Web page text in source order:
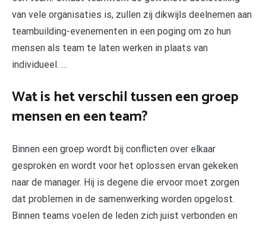
van vele organisaties is, zullen zij dikwijls deelnemen aan
teambuilding-evenementen in een poging om zo hun
mensen als team te laten werken in plaats van
individueel. …
Wat is het verschil tussen een groep
mensen en een team?
Binnen een groep wordt bij conflicten over elkaar
gesproken en wordt voor het oplossen ervan gekeken
naar de manager. Hij is degene die ervoor moet zorgen
dat problemen in de samenwerking worden opgelost.
Binnen teams voelen de leden zich juist verbonden en